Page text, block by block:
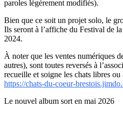
paroles légèrement modifiés).
Bien que ce soit un projet solo, le
Ils seront à l’affiche du Festival de
2024.
À noter que les ventes numériques
autres), sont toutes reversés à
recueille et soigne les chats libres ou
https://chats-du-coeur-
Le nouvel album sort en mai 2026